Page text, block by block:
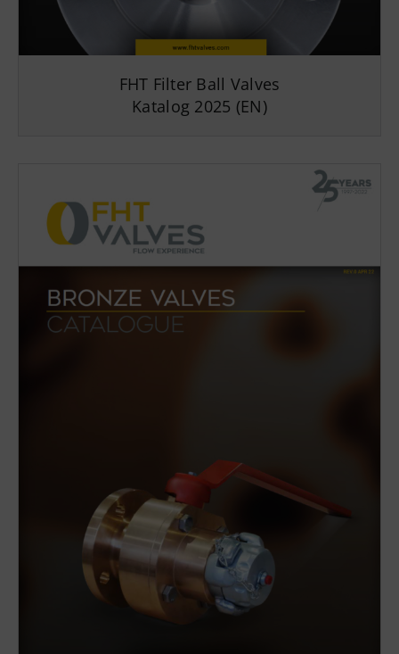
FHT Filter Ball Valves
Katalog 2025 (EN)